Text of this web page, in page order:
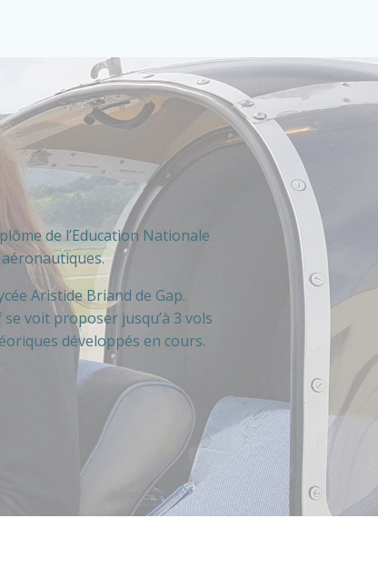
de l’Education Nationale
Aristide Briand de Gap.
voit proposer jusqu’à 3 vols
développés en cours.